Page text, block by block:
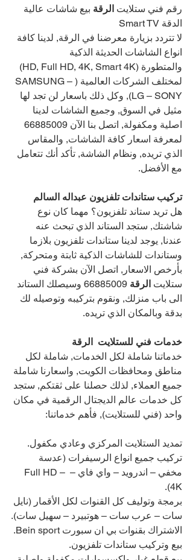
رقم فني ستلايت الرقة بيع شاشات عالية
الدقة Smart TV
لا تتردد بزيارة معرضنا في الرقة, لدينا كافة
انواع الشاشات الحديثة الذكية
والمتطورة (HD, Full HD, 4K, Smart 4K)
لمختلف الشركات العالمية (SAMSUNG –
LG – SONY), وكل ذلك باسعار لن تجد لها
مثيل في السوق, وجميع الشاشات لدينا
اصلية ومكفولة, اتصل بنا الآن 66885009
لمعرفة اسعار كافة الشاشات, والمقاس
الذي تريده, ونظام الشاشة, تأكد أنك تتعامل
مع الأفضل.
تركيب ستاندات تلفزيون عبداله السالم
هل تريد ستاند تلفزيون؟ مهما كان نوع
شاشتك, ستجد الستاند الذي تبحث عنه
عندنا, يوجد لدينا ستاندات تلفزيون بلازما
وستاندات للشاشات الذكية ثابتة ومتحركة,
بأرخص الاسعار, اتصل الآن بشركة فني
ستلايت الرقة 66885009 وسيصلك الستاند
الى باب منزلك, ونقوم بتركيبه وتوصيله لك
بدقة وبالمكان الذي تريده.
خدمات فني للستلايت  الرقة
خدماتنا شاملة لكل الخدمات, شاملة لكل
مناطق ومحافظات الكويت, واسعارنا شاملة
جميع العملاء, لذلك حصلنا على ثقتكم, ستجد
كل خدمات عالم الديجتال الرقمية في مكان
واحد (فني للستلايت), فأهم خدماتنا:
تمديد الستلايت المركزي وعادي مكفول.
تركيب جميع انواع الرسيفرات (عدسة
مخفي – اندرويد – واي فاي – Full HD –
4K).
برمجة وتوليف كل القنوات لكل الأقمار (نايل
سات – عرب سات – هوتبيرد – سهيل سات).
الاشتراك بقنوات بي ان سبورت Bein sport.
بيع وتركيب ستاندات تلفزيون.